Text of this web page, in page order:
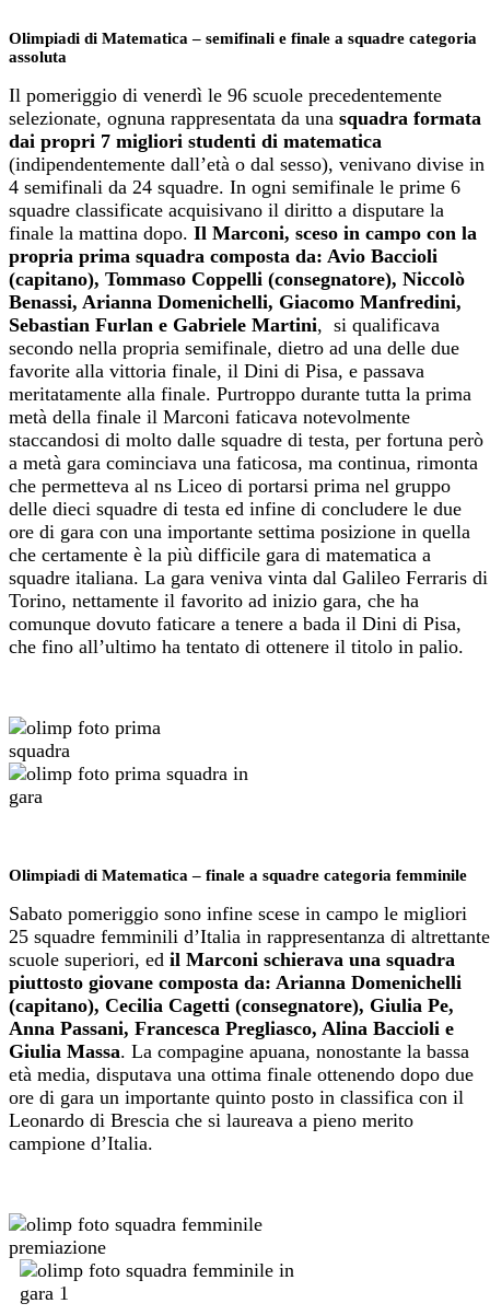
Olimpiadi di Matematica – semifinali e finale a squadre categoria
assoluta
Il pomeriggio di venerdì le 96 scuole precedentemente
selezionate, ognuna rappresentata da una squadra formata
dai propri 7 migliori studenti di matematica
(indipendentemente dall’età o dal sesso), venivano divise in
4 semifinali da 24 squadre. In ogni semifinale le prime 6
squadre classificate acquisivano il diritto a disputare la
finale la mattina dopo. Il Marconi, sceso in campo con la
propria prima squadra composta da: Avio Baccioli
(capitano), Tommaso Coppelli (consegnatore), Niccolò
Benassi, Arianna Domenichelli, Giacomo Manfredini,
Sebastian Furlan e Gabriele Martini, si qualificava
secondo nella propria semifinale, dietro ad una delle due
favorite alla vittoria finale, il Dini di Pisa, e passava
meritatamente alla finale. Purtroppo durante tutta la prima
metà della finale il Marconi faticava notevolmente
staccandosi di molto dalle squadre di testa, per fortuna però
a metà gara cominciava una faticosa, ma continua, rimonta
che permetteva al ns Liceo di portarsi prima nel gruppo
delle dieci squadre di testa ed infine di concludere le due
ore di gara con una importante settima posizione in quella
che certamente è la più difficile gara di matematica a
squadre italiana. La gara veniva vinta dal Galileo Ferraris di
Torino, nettamente il favorito ad inizio gara, che ha
comunque dovuto faticare a tenere a bada il Dini di Pisa,
che fino all’ultimo ha tentato di ottenere il titolo in palio.
Olimpiadi di Matematica – finale a squadre categoria femminile
Sabato pomeriggio sono infine scese in campo le migliori
25 squadre femminili d’Italia in rappresentanza di altrettante
scuole superiori, ed il Marconi schierava una squadra
piuttosto giovane composta da: Arianna Domenichelli
(capitano), Cecilia Cagetti (consegnatore), Giulia Pe,
Anna Passani, Francesca Pregliasco, Alina Baccioli e
Giulia Massa. La compagine apuana, nonostante la bassa
età media, disputava una ottima finale ottenendo dopo due
ore di gara un importante quinto posto in classifica con il
Leonardo di Brescia che si laureava a pieno merito
campione d’Italia.